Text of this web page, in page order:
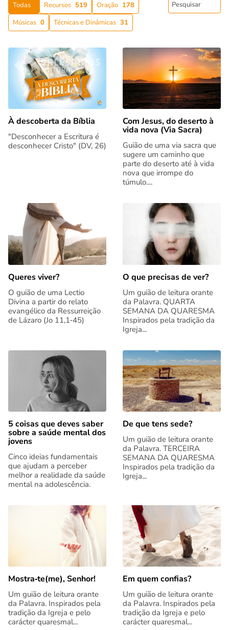
Todas Recursos 519 Oração 178
Músicas 0 Técnicas e Dinâmicas 31
À descoberta da Bíblia
"Desconhecer a Escritura é
desconhecer Cristo" (DV, 26)
Com Jesus, do deserto à
vida nova (Via Sacra)
Guião de uma via sacra que
sugere um caminho que
parte do deserto até à vida
nova que irrompe do
túmulo....
Queres viver?
O guião de uma Lectio
Divina a partir do relato
evangélico da Ressurreição
de Lázaro (Jo 11,1‑45)
O que precisas de ver?
Um guião de leitura orante
da Palavra. QUARTA
SEMANA DA QUARESMA
Inspirados pela tradição da
Igreja...
5 coisas que deves saber
sobre a saúde mental dos
jovens
Cinco ideias fundamentais
que ajudam a perceber
melhor a realidade da saúde
mental na adolescência.
De que tens sede?
Um guião de leitura orante
da Palavra. TERCEIRA
SEMANA DA QUARESMA
Inspirados pela tradição da
Igreja...
Mostra‑te(me), Senhor!
Um guião de leitura orante
da Palavra. Inspirados pela
tradição da Igreja e pelo
carácter quaresmal...
Em quem confias?
Um guião de leitura orante
da Palavra. Inspirados pela
tradição da Igreja e pelo
carácter quaresmal...